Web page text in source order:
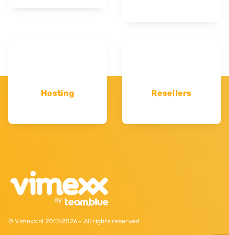
Hosting Resellers
© Vimexx.nl 2015‐2026 - All rights reserved